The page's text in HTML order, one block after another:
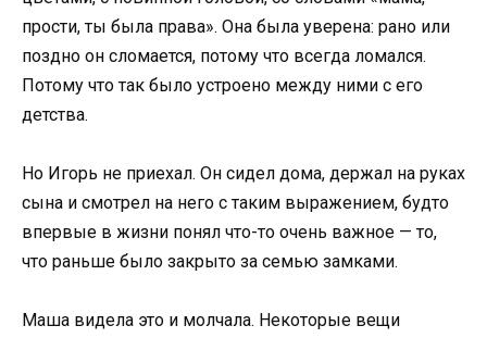
прости, ты была права». Она была уверена: рано или
поздно он сломается, потому что всегда ломался.
Потому что так было устроено между ними с его
детства.
Но Игорь не приехал. Он сидел дома, держал на руках
сына и смотрел на него с таким выражением, будто
впервые в жизни понял что-то очень важное — то,
что раньше было закрыто за семью замками.
Маша видела это и молчала. Некоторые вещи